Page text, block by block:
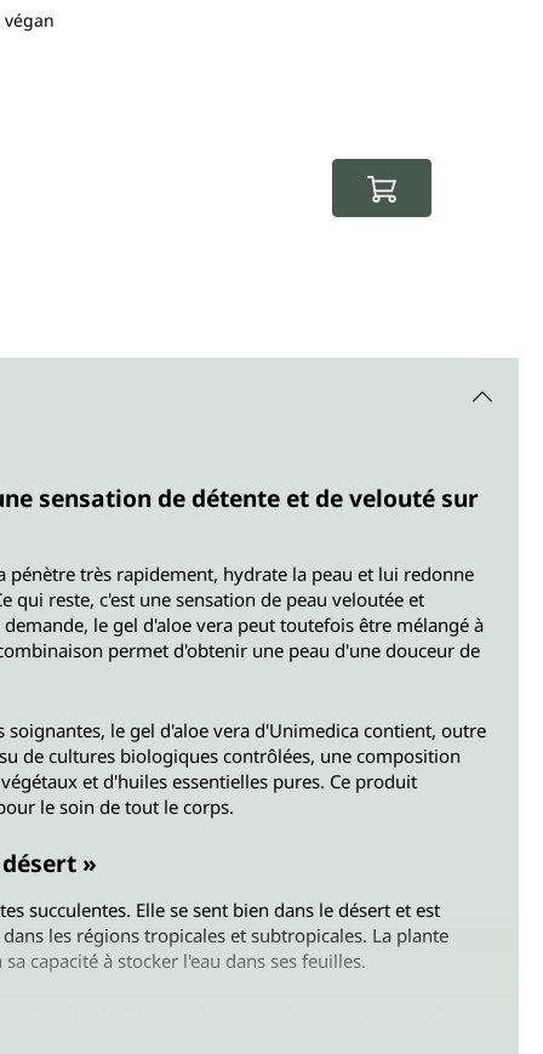
sensation de détente et de velouté sur
pénètre très rapidement, hydrate la peau et lui redonne
qui reste, c'est une sensation de peau veloutée et
le gel d'aloe vera peut toutefois être mélangé à
permet d'obtenir une peau d'une douceur de
soignantes, le gel d'aloe vera d'Unimedica contient, outre
de cultures biologiques contrôlées, une composition
et d'huiles essentielles pures. Ce produit
le soin de tout le corps.
»
succulentes. Elle se sent bien dans le désert et est
les régions tropicales et subtropicales. La plante
capacité à stocker l'eau dans ses feuilles.
les feuilles, le jus s'écoule directement des tissus et a un